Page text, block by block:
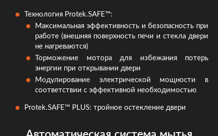
Технология Protek.SAFE™:
Максимальная эффективность и безопасность при
работе (внешняя поверхность печи и стекла двери
не нагреваются)
Торможение мотора для избежания потерь
энергии при открывании двери
Модулирование электрической мощности в
соответствии с эффективной необходимостью
Protek.SAFE™ PLUS: тройное остекление двери